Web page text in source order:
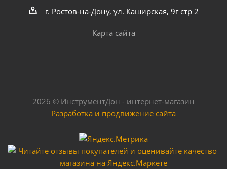
г. Ростов-на-Дону, ул. Каширская, 9г стр 2
Карта сайта
2026 © ИнструментДон - интернет-магазин
Разработка и продвижение сайта